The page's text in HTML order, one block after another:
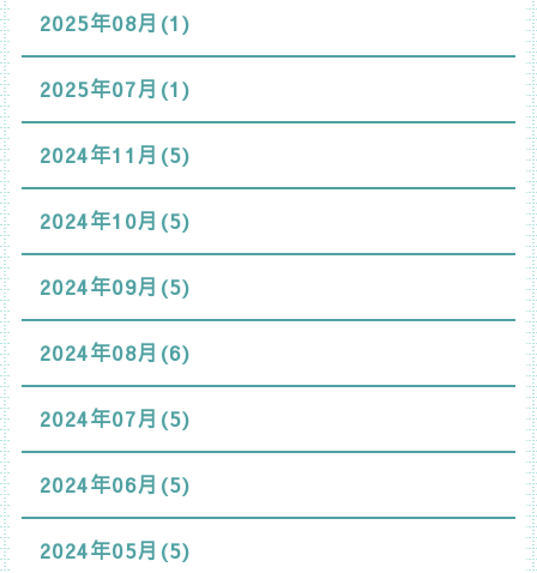
2025年08月(1)
2025年07月(1)
2024年11月(5)
2024年10月(5)
2024年09月(5)
2024年08月(6)
2024年07月(5)
2024年06月(5)
2024年05月(5)